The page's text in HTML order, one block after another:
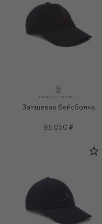
Замшевая бейсболка
95 050 ₽